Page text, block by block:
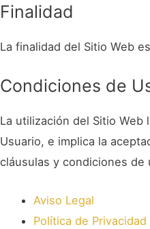
Finalidad
La finalidad del Sitio Web
Condiciones de
La utilización del Sitio Web
Usuario, e implica la
cláusulas y condiciones de
Aviso Legal
Política de Privacidad